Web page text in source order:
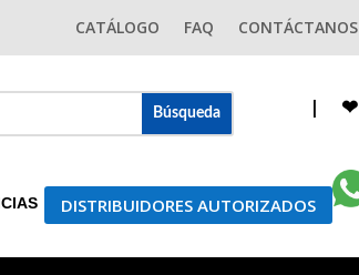
CATÁLOGO FAQ CONTÁCTANOS
| ❤︎
DISTRIBUIDORES AUTORIZADOS